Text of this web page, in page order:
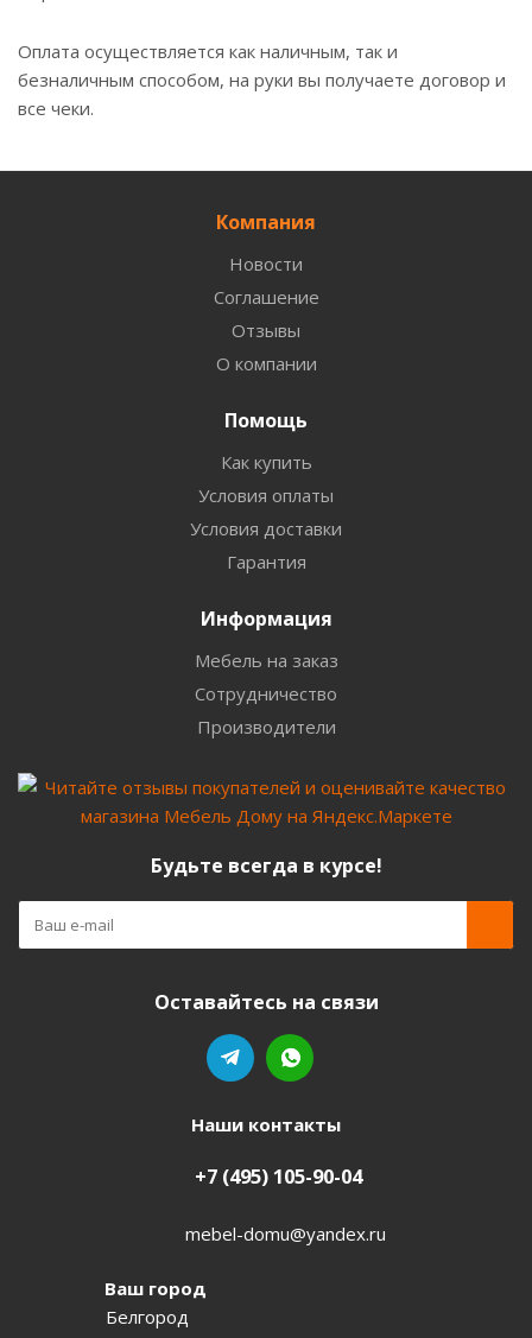
Оплата осуществляется как наличным, так и
безналичным способом, на руки вы получаете договор и
все чеки.
Компания
Новости
Соглашение
Отзывы
О компании
Помощь
Как купить
Условия оплаты
Условия доставки
Гарантия
Информация
Мебель на заказ
Сотрудничество
Производители
Будьте всегда в курсе!
Оставайтесь на связи
Наши контакты
+7 (495) 105-90-04
mebel-domu@yandex.ru
Ваш город
Белгород